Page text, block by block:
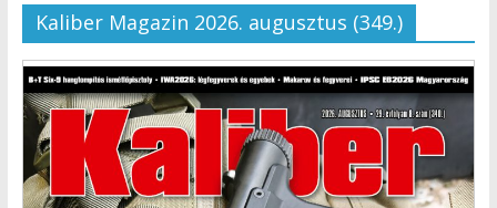
Kaliber Magazin 2026. augusztus (349.)